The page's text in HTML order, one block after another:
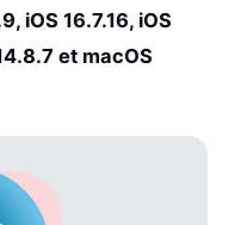
iOS 16.7.16, iOS
et macOS